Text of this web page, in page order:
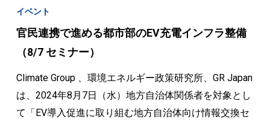
ー）
民
連
携
で
進
め
る
イベント
官民連携で進める都市部のEV充電インフラ整備
（8/7 セミナー）
Climate Group 、環境エネルギー政策研究所、GR Japan
は、2024年8月7日（水）地方自治体関係者を対象とし
て「EV導入促進に取り組む地方自治体向け情報交換セ